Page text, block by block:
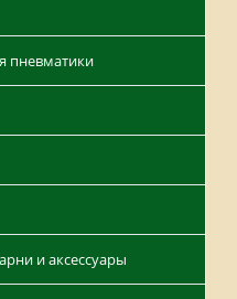
пневматики
и аксессуары